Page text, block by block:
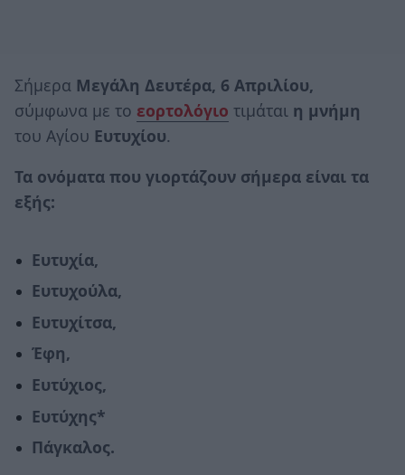
Σήμερα Μεγάλη Δευτέρα, 6 Απριλίου,
σύμφωνα με το εορτολόγιο τιμάται η μνήμη
του Αγίου Ευτυχίου.
Τα ονόματα που γιορτάζουν σήμερα είναι τα
εξής:
Ευτυχία,
Ευτυχούλα,
Ευτυχίτσα,
Έφη,
Ευτύχιος,
Ευτύχης*
Πάγκαλος.